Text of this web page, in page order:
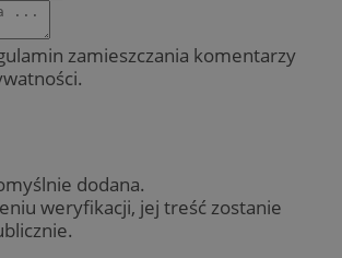
zamieszczania komentarzy
dodana.
weryfikacji, jej treść zostanie